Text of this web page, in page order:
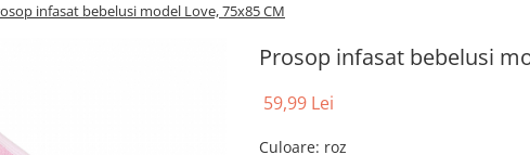
infasat bebelusi model Love, 75x85 CM
Prosop infasat bebelusi
59,99 Lei
Culoare: roz